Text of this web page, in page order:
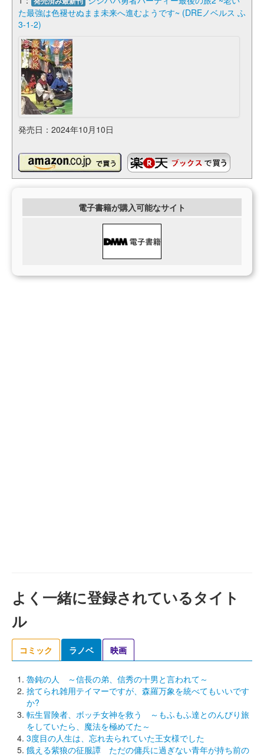
た最強は色褪せぬまま未来へ進むようです~ (DREノベルス ふ
3-1-2)
発売日：2024年10月10日
電子書籍が購入可能なサイト
よく一緒に登録されているタイト
ル
コミック ラノベ 映画
魯鈍の人 ～信長の弟、信秀の十男と言われて～
捨てられ雑用テイマーですが、森羅万象を統べてもいいです
か?
転生冒険者、ボッチ女神を救う ～もふもふ達とのんびり旅
をしていたら、魔法を極めてた～
3度目の人生は、忘れ去られていた王女様でした
餓える紫狼の征服譚 ただの傭兵に過ぎない青年が持ち前の